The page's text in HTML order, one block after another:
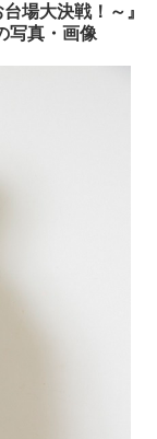
スポーツ
ョッピング
場大決戦！～』
写真・画像